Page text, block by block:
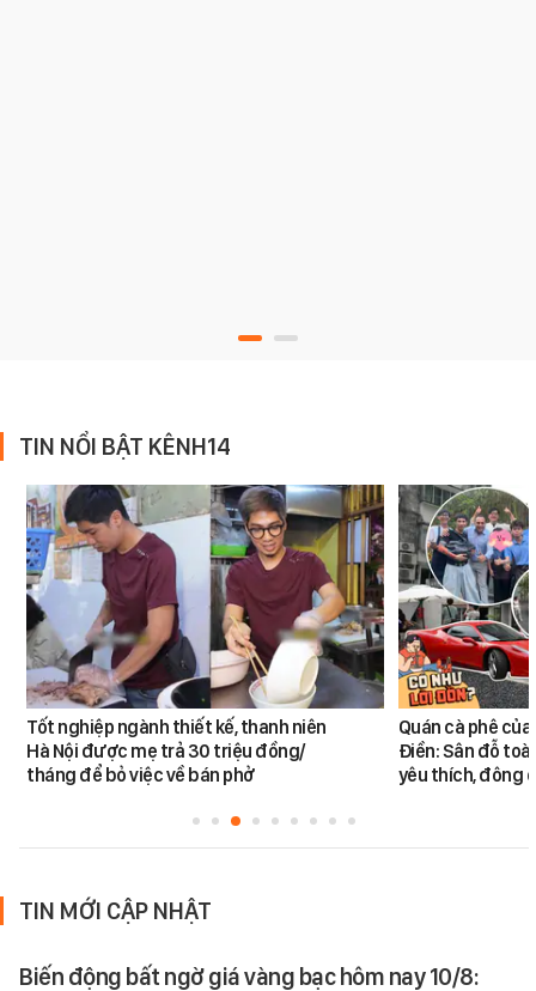
TIN NỔI BẬT KÊNH14
Tốt nghiệp ngành thiết kế, thanh niên
Hà Nội được mẹ trả 30 triệu đồng/
tháng để bỏ việc về bán phở
Quán cà phê
Điền: Sân đỗ
yêu thích, đông
TIN MỚI CẬP NHẬT
Biến động bất ngờ giá vàng bạc hôm nay 10/8: